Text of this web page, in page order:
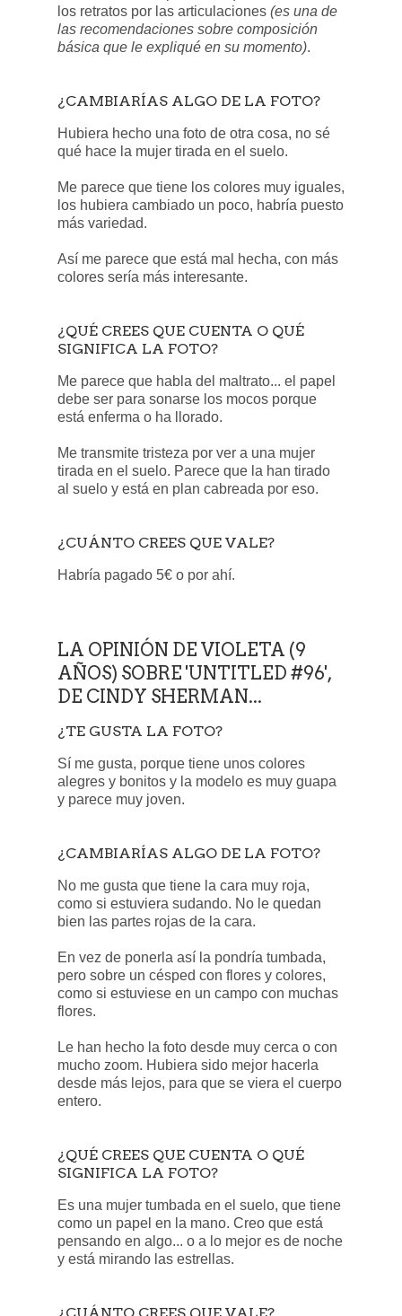
los retratos por las articulaciones (es una de
las recomendaciones sobre composición
básica que le expliqué en su momento).
¿CAMBIARÍAS ALGO DE LA FOTO?
Hubiera hecho una foto de otra cosa, no sé
qué hace la mujer tirada en el suelo.
Me parece que tiene los colores muy iguales,
los hubiera cambiado un poco, habría puesto
más variedad.
Así me parece que está mal hecha, con más
colores sería más interesante.
¿QUÉ CREES QUE CUENTA O QUÉ
SIGNIFICA LA FOTO?
Me parece que habla del maltrato... el papel
debe ser para sonarse los mocos porque
está enferma o ha llorado.
Me transmite tristeza por ver a una mujer
tirada en el suelo. Parece que la han tirado
al suelo y está en plan cabreada por eso.
¿CUÁNTO CREES QUE VALE?
Habría pagado 5€ o por ahí.
LA OPINIÓN DE VIOLETA (9
AÑOS) SOBRE 'UNTITLED #96',
DE CINDY SHERMAN...
¿TE GUSTA LA FOTO?
Sí me gusta, porque tiene unos colores
alegres y bonitos y la modelo es muy guapa
y parece muy joven.
¿CAMBIARÍAS ALGO DE LA FOTO?
No me gusta que tiene la cara muy roja,
como si estuviera sudando. No le quedan
bien las partes rojas de la cara.
En vez de ponerla así la pondría tumbada,
pero sobre un césped con flores y colores,
como si estuviese en un campo con muchas
flores.
Le han hecho la foto desde muy cerca o con
mucho zoom. Hubiera sido mejor hacerla
desde más lejos, para que se viera el cuerpo
entero.
¿QUÉ CREES QUE CUENTA O QUÉ
SIGNIFICA LA FOTO?
Es una mujer tumbada en el suelo, que tiene
como un papel en la mano. Creo que está
pensando en algo... o a lo mejor es de noche
y está mirando las estrellas.